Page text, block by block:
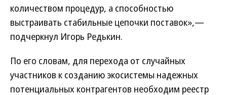
количеством процедур, а способностью
выстраивать стабильные цепочки поставок»,—
подчеркнул Игорь Редькин.
По его словам, для перехода от случайных
участников к созданию экосистемы надежных
потенциальных контрагентов необходим реестр